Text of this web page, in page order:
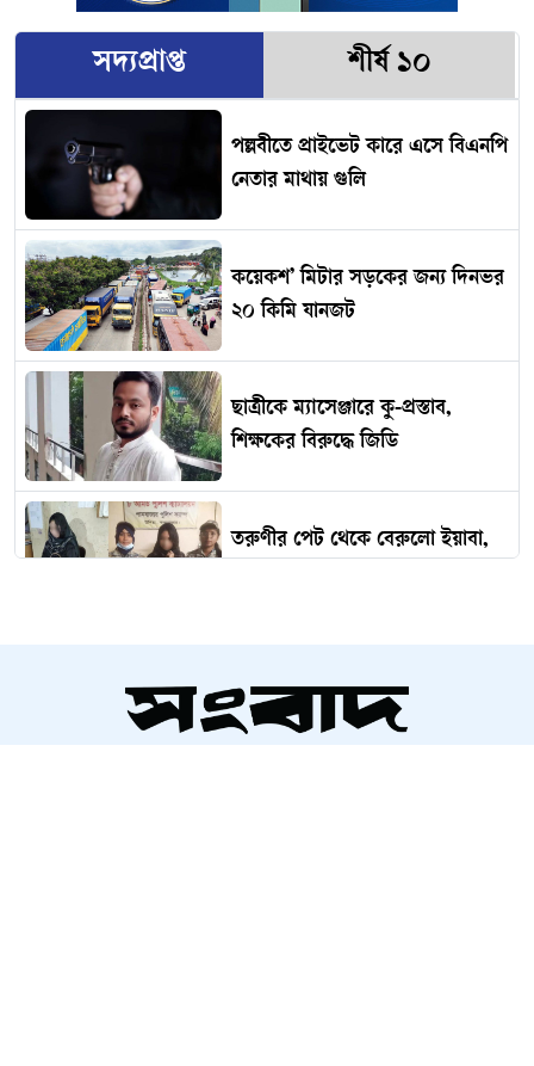
সদ্যপ্রাপ্ত শীর্ষ ১০
পল্লবীতে প্রাইভেট কারে এসে বিএনপি
নেতার মাথায় গুলি
কয়েকশ’ মিটার সড়কের জন্য দিনভর
২০ কিমি যানজট
ছাত্রীকে ম্যাসেঞ্জারে কু-প্রস্তাব,
শিক্ষকের বিরুদ্ধে জিডি
তরুণীর পেট থেকে বেরুলো ইয়াবা,
আমদানি